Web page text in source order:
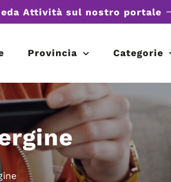
Attività sul nostro portale
Provincia Categorie